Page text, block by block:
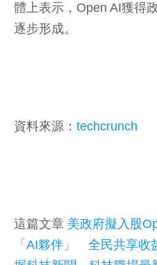
體上表示，Open AI獲得
逐步形成。
資料來源： techcrunch
這篇文章 美政府擬入股
「AI夥伴」 全民共享收